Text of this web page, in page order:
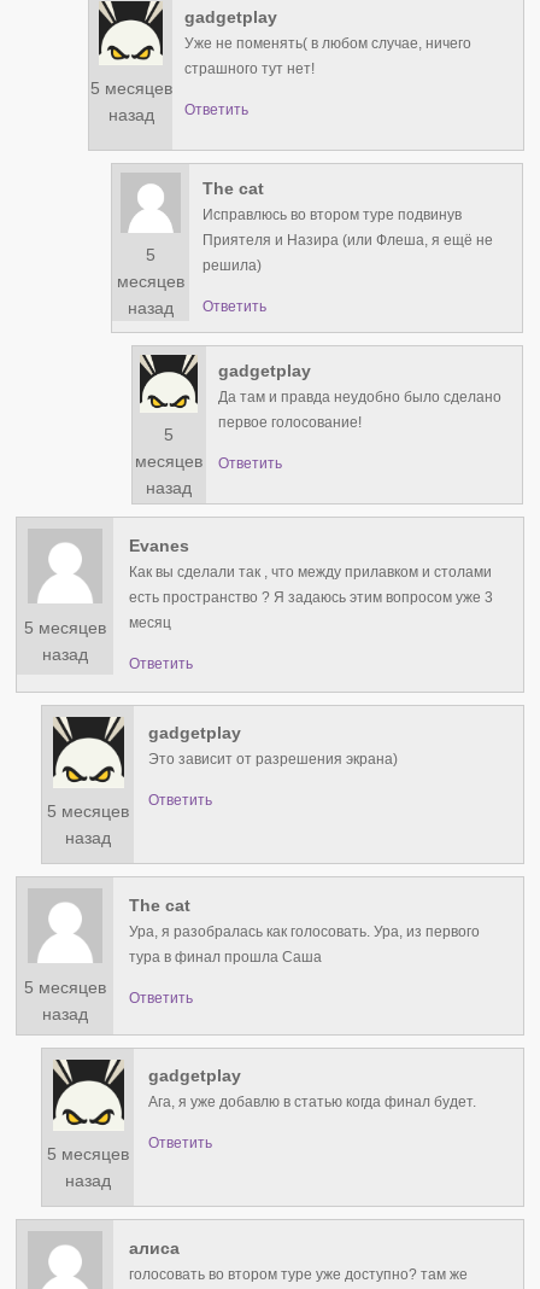
5 месяцев
назад
gadgetplay
Уже не поменять( в любом случае, ничего
страшного тут нет!
Ответить
5
месяцев
назад
The cat
Исправлюсь во втором туре подвинув
Приятеля и Назира (или Флеша, я ещё не
решила)
Ответить
5
месяцев
назад
gadgetplay
Да там и правда неудобно было сделано
первое голосование!
Ответить
5 месяцев
назад
Evanes
Как вы сделали так , что между прилавком и столами
есть пространство ? Я задаюсь этим вопросом уже 3
месяц
Ответить
5 месяцев
назад
gadgetplay
Это зависит от разрешения экрана)
Ответить
5 месяцев
назад
The cat
Ура, я разобралась как голосовать. Ура, из первого
тура в финал прошла Саша
Ответить
5 месяцев
назад
gadgetplay
Ага, я уже добавлю в статью когда финал будет.
Ответить
алиса
голосовать во втором туре уже доступно? там же